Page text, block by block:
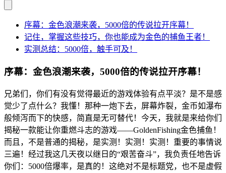
序幕：金色浪潮来袭，5000倍的传说拉开序幕！
记住，掌握这些技巧，你也能成为金色的捕鱼王者！
实测总结：5000倍，触手可及！
序幕：金色浪潮来袭，5000倍的传说拉开序幕！
兄弟们，你们有没有觉得最近的游戏体验有点平淡？是不是感
觉少了点什么？我懂！那种一炮下去，屏幕炸裂，金币如瀑布
般倾泻而下的快感，简直是无可替代！今天，我就是来给你们
揭秘一款能让你重燃斗志的游戏——GoldenFishing金色捕鱼！
而且，不是普通的揭秘，是实测！实测！实测！重要的事情说
三遍！经过我这几天夜以继日的“艰苦奋斗”，我负责任地告诉
你们：5000倍爆率，是真的！这绝对不是标题党，也不是虚假